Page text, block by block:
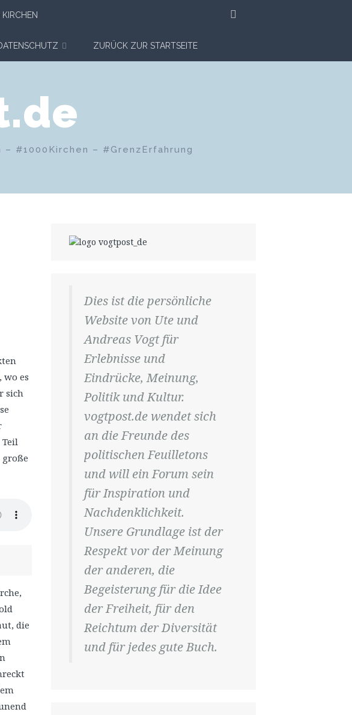
ZURÜCK ZUR STARTSEITE
#1000Kirchen – #GrenzErfahrung
wo es
sich
große
die
Dies ist die persönliche
Website von Ute und
Andreas Vogt für
Erlebnisse und
Eindrücke, Meinung,
Politik und Kultur.
vogtpost.de wendet sich
an die Freunde des
politischen Feuilletons
und will ein Forum sein
für Inspiration und
Nachdenklichkeit.
Unsere Grundlage ist der
Respekt vor der Meinung
der anderen, die
Begeisterung für die Idee
der Freiheit, für den
Reichtum der Diversität
und für jedes gute Buch.